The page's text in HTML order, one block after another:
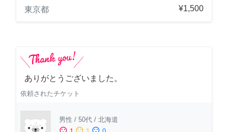
東京都
¥1,500
ありがとうございました。
依頼されたチケット
男性 / 50代 / 北海道